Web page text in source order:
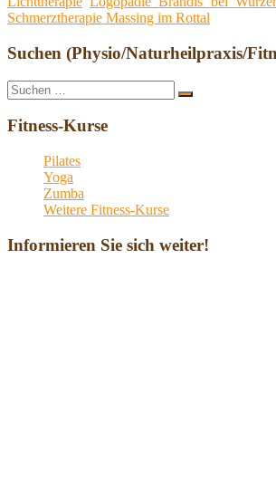
Schmerztherapie Massing im Rottal
Suchen (Physio/Naturheilpraxis/
Suche
nach:
Suchen
Fitness-Kurse
Pilates
Yoga
Zumba
Weitere Fitness-Kurse
Informieren Sie sich weiter!